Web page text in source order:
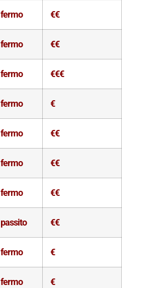
fermo €€
fermo €€
fermo €€€
fermo €
fermo €€
fermo €€
fermo €€
passito €€
fermo €
fermo €